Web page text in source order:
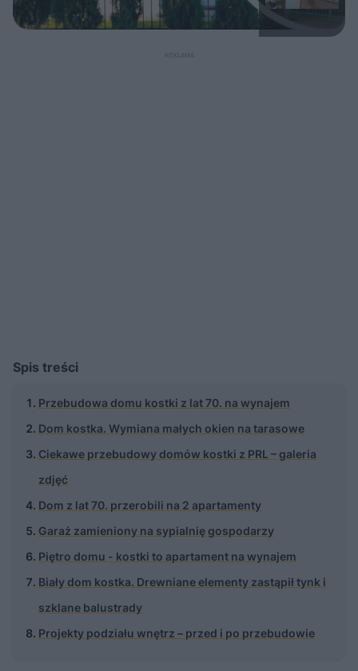
Spis treści
Przebudowa domu kostki z lat 70. na wynajem
Dom kostka. Wymiana małych okien na tarasowe
Ciekawe przebudowy domów kostki z PRL – galeria
zdjęć
Dom z lat 70. przerobili na 2 apartamenty
Garaż zamieniony na sypialnię gospodarzy
Piętro domu - kostki to apartament na wynajem
Biały dom kostka. Drewniane elementy zastąpił tynk i
szklane balustrady
Projekty podziału wnętrz – przed i po przebudowie